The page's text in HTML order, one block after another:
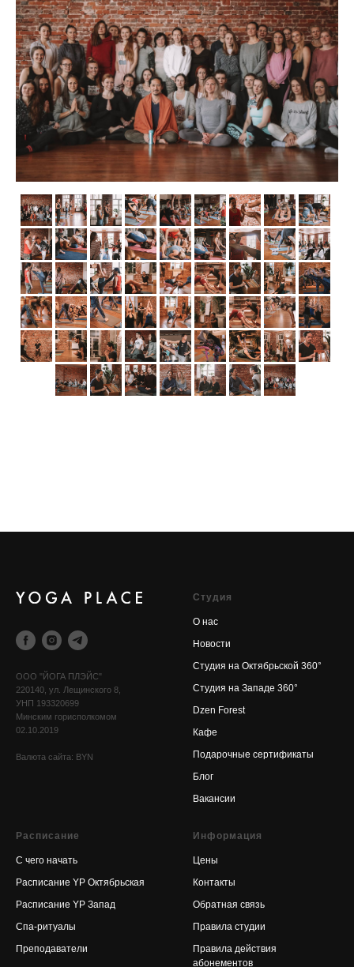
OOO "ЙОГА ПЛЭЙС"
220140, ул. Лещинского 8,
УНП 193320699
Минским горисполкомом
02.10.2019
Валюта сайта: BYN
Cтудия
О нас
Новости
Cтудия на Октябрьской 360°
Cтудия на Западе 360°
Dzen Forest
Кафе
Подарочные сертификаты
Блог
Вакансии
Расписание
С чего начать
Расписание YP Октябрьская
Расписание YP Запад
Спа-ритуалы
Преподаватели
Информация
Цены
Контакты
Обратная связь
Правила студии
Правила действия
абонементов